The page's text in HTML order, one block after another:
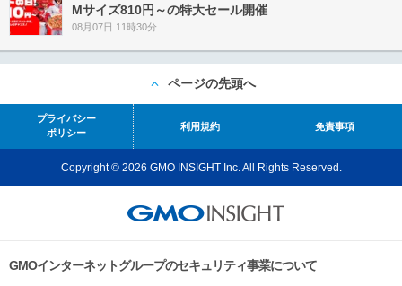
Mサイズ810円～の特大セール開催
08月07日 11時30分
ページの先頭へ
プライバシー
ポリシー
利用規約 免責事項
Copyright © 2026 GMO INSIGHT Inc. All Rights Reserved.
GMOインターネットグループのセキュリティ事業について